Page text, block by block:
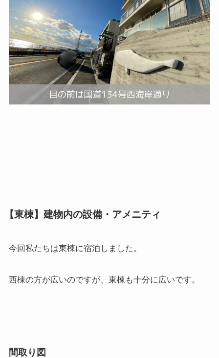
【東棟】建物内の設備・アメニティ
今回私たちは東棟に宿泊しました。
西棟の方が広いのですが、東棟も十分に広いです。
間取り図